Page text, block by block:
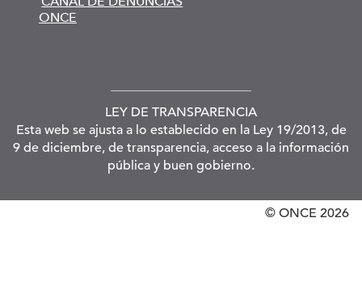
ONCE
LEY DE TRANSPARENCIA
Esta web se ajusta a lo establecido en la Ley 19/2013, de
9 de diciembre, de transparencia, acceso a la información
pública y buen gobierno.
© ONCE 2026